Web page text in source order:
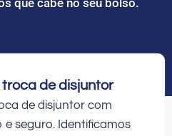
de disjuntor
de disjuntor com
seguro. Identificamos